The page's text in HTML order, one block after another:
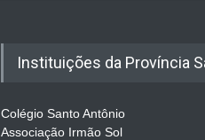
Instituições da Província
Colégio Santo Antônio
Associação Irmão Sol